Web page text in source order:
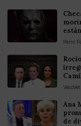
Perro
VecoVet
Ana
de